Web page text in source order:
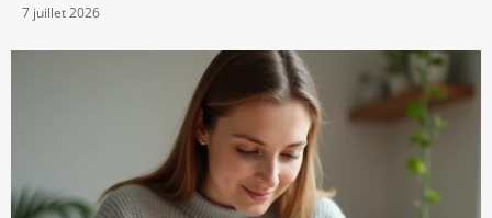
7 juillet 2026